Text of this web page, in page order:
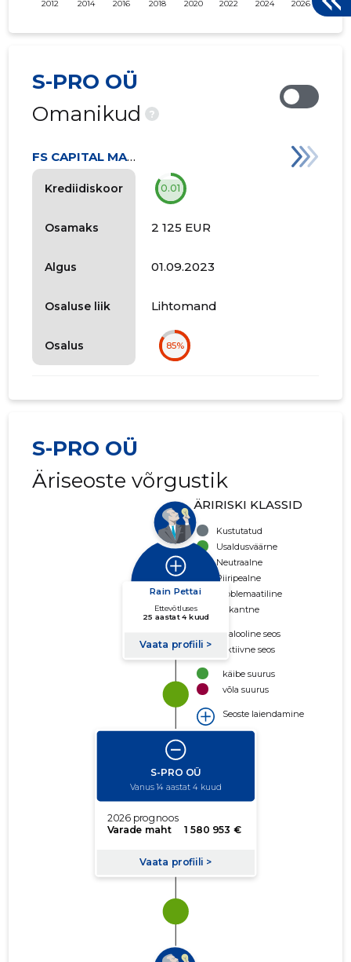
2012 2014 2016 2018 2020 2022 2024 2026
S-PRO OÜ
Omanikud
?
Krediidiskoor
Osamaks
Algus
Osaluse liik
Osalus
FS CAPITAL MANAGEMENT OÜ
0.01
2 125 EUR
01.09.2023
Lihtomand
85%
S-PRO OÜ
Äriseoste võrgustik
ÄRIRISKI KLASSID
Kustutatud
Usaldusväärne
Neutraalne
Piiripealne
Problemaatiline
Riskantne
Ajalooline seos
Aktiivne seos
käibe suurus
võla suurus
Seoste laiendamine